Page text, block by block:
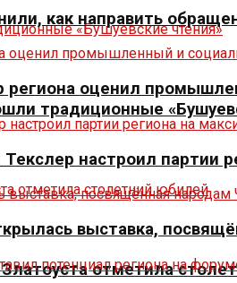
традиционные
отметила
как направить
региона оценил
настроил партии
выставка,